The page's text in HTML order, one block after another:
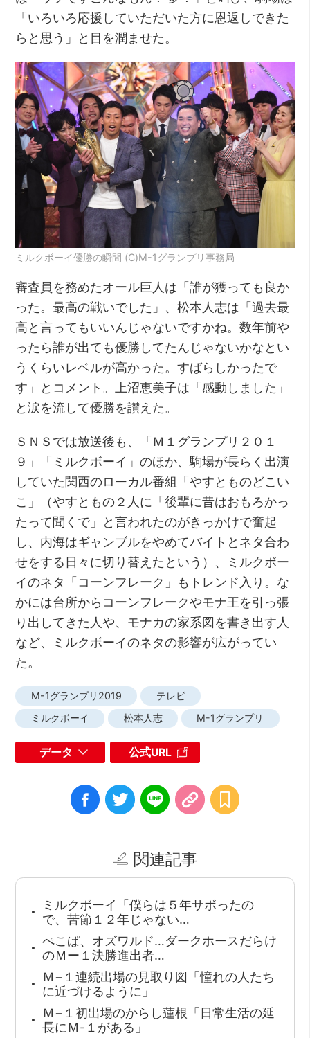
「いろいろ応援していただいた方に恩返しできた
らと思う」と目を潤ませた。
ミルクボーイ優勝の瞬間 (C)M-1グランプリ事務局
審査員を務めたオール巨人は「誰が獲っても良か
った。最高の戦いでした」、松本人志は「過去最
高と言ってもいいんじゃないですかね。数年前や
ったら誰が出ても優勝してたんじゃないかなとい
うくらいレベルが高かった。すばらしかったで
す」とコメント。上沼恵美子は「感動しました」
と涙を流して優勝を讃えた。
ＳＮＳでは放送後も、「Ｍ１グランプリ２０１
９」「ミルクボーイ」のほか、駒場が長らく出演
していた関西のローカル番組「やすとものどこい
こ」（やすともの２人に「後輩に昔はおもろかっ
たって聞くで」と言われたのがきっかけで奮起
し、内海はギャンブルをやめてバイトとネタ合わ
せをする日々に切り替えたという）、ミルクボー
イのネタ「コーンフレーク」もトレンド入り。な
かには台所からコーンフレークやモナ王を引っ張
り出してきた人や、モナカの家系図を書き出す人
など、ミルクボーイのネタの影響が広がってい
た。
M-1グランプリ2019
テレビ
ミルクボーイ
松本人志 M-1グランプリ
データ 公式URL
関連記事
ミルクボーイ「僕らは５年サボったの
で、苦節１２年じゃない…
ぺこぱ、オズワルド…ダークホースだらけ
のＭー１決勝進出者…
Ｍ−１連続出場の見取り図「憧れの人たち
に近づけるように」
Ｍ−１初出場のからし蓮根「日常生活の延
長にＭ-１がある」